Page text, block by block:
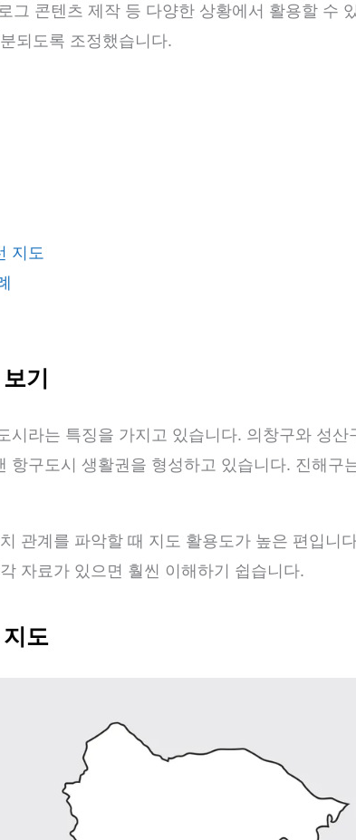
그 콘텐츠 제작 등 다양한 상황에서 활용할 수
되도록 조정했습니다.
지도
기
라는 특징을 가지고 있습니다. 의창구와 성산
항구도시 생활권을 형성하고 있습니다. 진해구
관계를 파악할 때 지도 활용도가 높은 편입니
자료가 있으면 훨씬 이해하기 쉽습니다.
도